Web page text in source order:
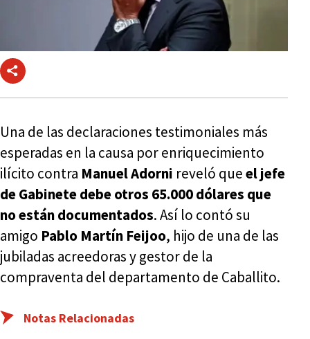
Una de las declaraciones testimoniales más
esperadas en la causa por enriquecimiento
ilícito contra Manuel Adorni reveló queel jefe
de Gabinete debe otros 65.000 dólares que
no están documentados. Así lo contó su
amigo Pablo Martín Feijoo, hijo de una de las
jubiladas acreedoras y gestor de la
compraventa del departamento de Caballito.
Notas Relacionadas